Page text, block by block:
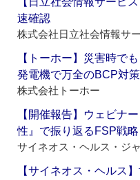
速確認
株式会社日立社会情報サ
【トーホー】災害時で
発電機で万全のBCP対策
株式会社トーホー
【開催報告】ウェビナ
性』で振り返るFSP戦略
サイネオス・ヘルス・ジ
【サイネオス・ヘルス